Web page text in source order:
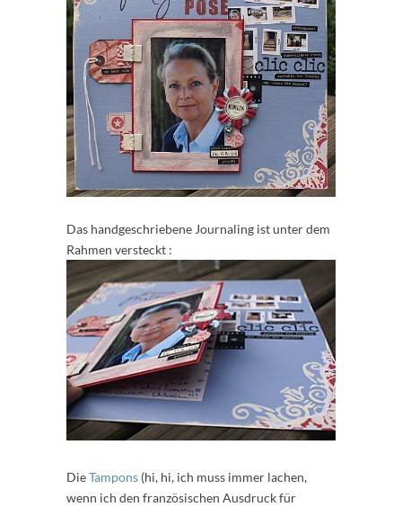
Das handgeschriebene Journaling ist unter dem
Rahmen versteckt :
DieTampons (hi, hi, ich muss immer lachen,
wenn ich den französischen Ausdruck für